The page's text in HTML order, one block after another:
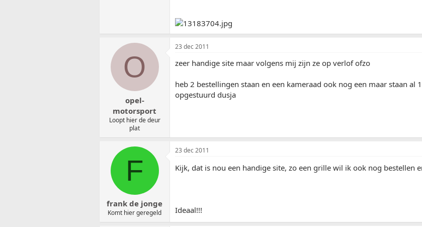
O
opel-
motorsport
Loopt hier de deur
plat
23 dec 2011
zeer handige site maar volgens mij zijn ze op verlof ofzo
heb 2 bestellingen staan en een kameraad ook nog een maar staan al
opgestuurd dusja
F
frank de jonge
Komt hier geregeld
23 dec 2011
Kijk, dat is nou een handige site, zo een grille wil ik ook nog bestellen
Ideaal!!!